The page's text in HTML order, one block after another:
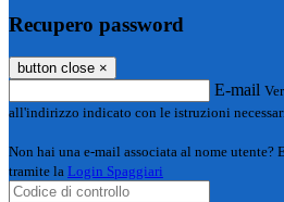
Recupero password
button close ×
E-mail
all'indirizzo indicato con le istruzioni
Non hai una e-mail associata al nome utente?
tramite la Login Spaggiari